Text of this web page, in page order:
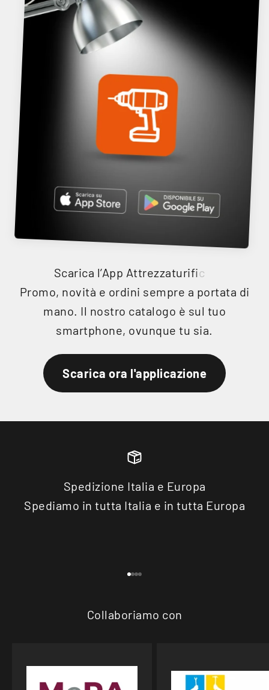
Promo, novità e ordini sempre a portata di
mano. Il nostro catalogo è sul tuo
smartphone, ovunque tu sia.
Scarica ora l'applicazione
Spedizione Italia e Europa
Spediamo in tutta Italia e in tutta Europa
Collaboriamo con